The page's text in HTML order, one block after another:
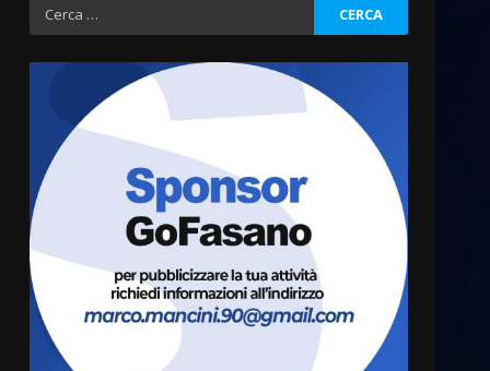
Ricerca
per:
Fasanese ferito a colpi di
arma da fuoco
6 Agosto 2026 18:13
4
Carta d’identità: continua il
piano di aperture
straordinarie del Comune di
Fasano